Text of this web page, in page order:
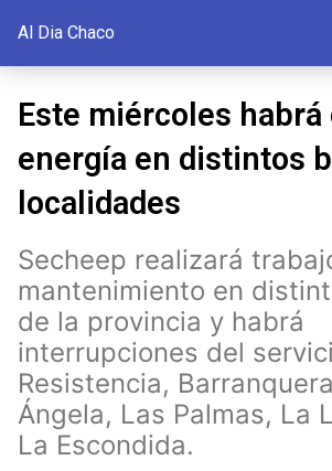
Al Dia Chaco
Este miércoles
energía en distintos
localidades
Secheep realizará
mantenimiento en
de la provincia y habrá
interrupciones del
Resistencia,
Ángela, Las Palmas, La
La Escondida.